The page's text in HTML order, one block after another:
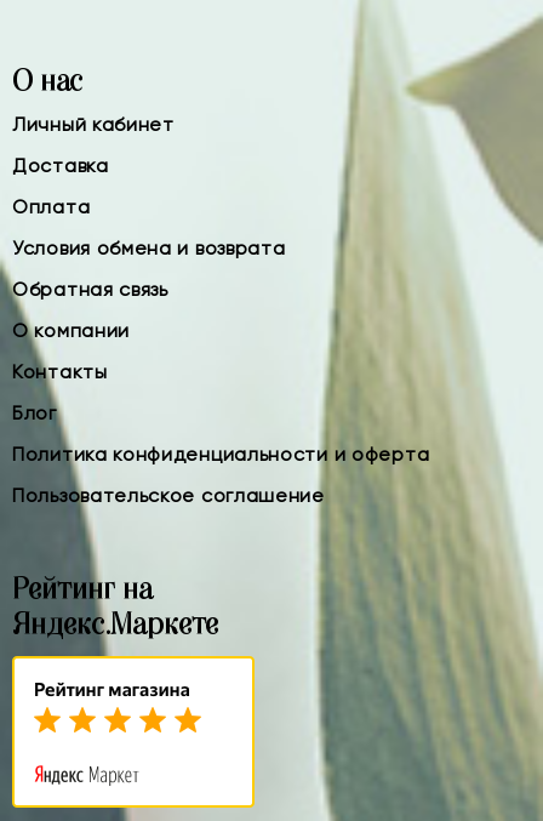
О нас
Личный кабинет
Доставка
Оплата
Условия обмена и возврата
Обратная связь
О компании
Контакты
Блог
Политика конфиденциальности и оферта
Пользовательское соглашение
Рейтинг на
Яндекс.Маркете